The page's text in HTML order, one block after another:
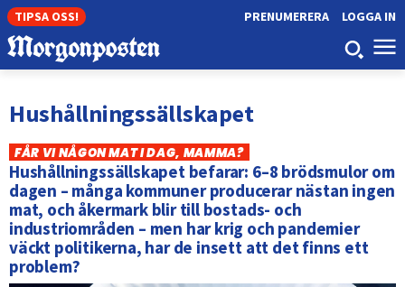
TIPSA OSS! LOGGA IN
PRENUMERERA
Hushållningssällskapet
FÅR VI NÅGON MAT I DAG, MAMMA?
Hushållningssällskapet befarar: 6–8 brödsmulor om
dagen – många kommuner producerar nästan ingen
mat, och åkermark blir till bostads- och
industriområden – men har krig och pandemier
väckt politikerna, har de insett att det finns ett
problem?